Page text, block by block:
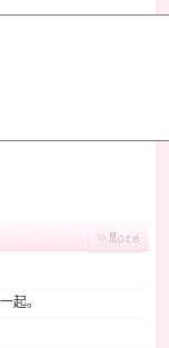
起。